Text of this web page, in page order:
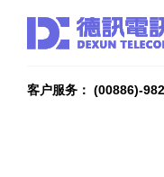
客户服务： (00886)-